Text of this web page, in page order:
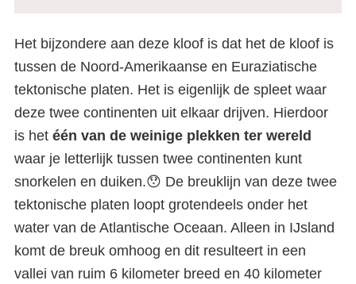
Het bijzondere aan deze kloof is dat het de kloof is
tussen de Noord-Amerikaanse en Euraziatische
tektonische platen. Het is eigenlijk de spleet waar
deze twee continenten uit elkaar drijven. Hierdoor
is het één van de weinige plekken ter wereld
waar je letterlijk tussen twee continenten kunt
snorkelen en duiken.😯 De breuklijn van deze twee
tektonische platen loopt grotendeels onder het
water van de Atlantische Oceaan. Alleen in IJsland
komt de breuk omhoog en dit resulteert in een
vallei van ruim 6 kilometer breed en 40 kilometer